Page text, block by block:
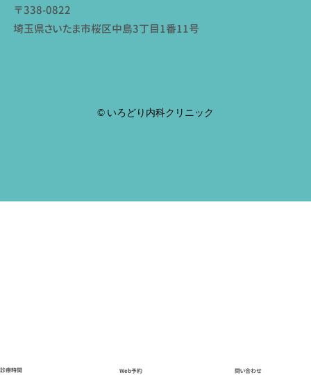
〒338-0822
埼玉県さいたま市桜区中島3丁目1番11号
© いろどり内科クリニック
問い合わせ
Web予約
診療時間